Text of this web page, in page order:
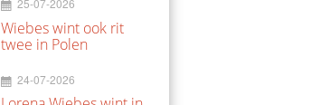
Wiebes wint ook rit
twee in Polen
24-07-2026